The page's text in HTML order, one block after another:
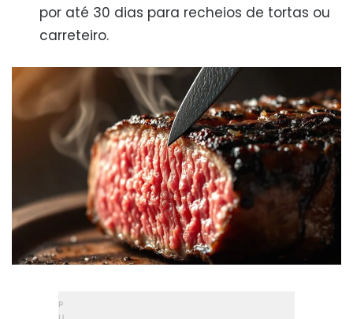
por até 30 dias para recheios de tortas ou
carreteiro.